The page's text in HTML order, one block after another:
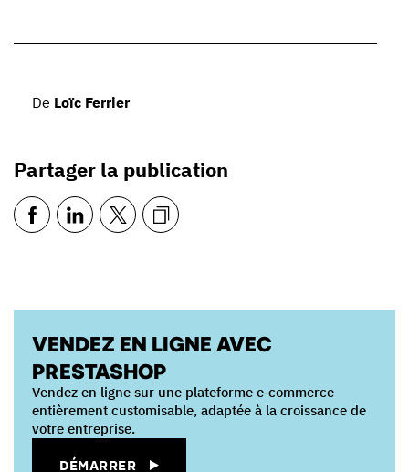
De Loïc Ferrier
Partager la publication
VENDEZ EN LIGNE AVEC
PRESTASHOP
Vendez en ligne sur une plateforme e‑commerce
entièrement customisable, adaptée à la croissance de
votre entreprise.
DÉMARRER